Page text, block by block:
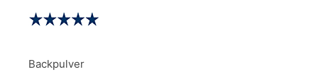
Backpulver